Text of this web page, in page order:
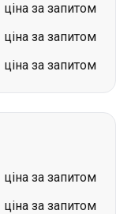
ціна за запитом
ціна за запитом
ціна за запитом
ціна за запитом
ціна за запитом